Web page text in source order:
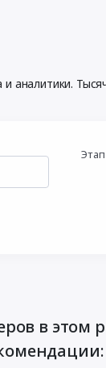
аналитики.
Этап
в этом